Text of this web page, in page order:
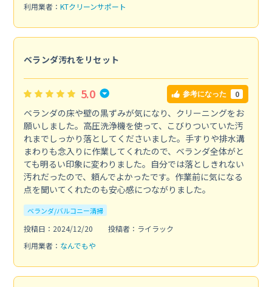
利用業者： KTクリーンサポート
ベランダ汚れをリセット
5.0 参考になった 0
ベランダの床や壁の黒ずみが気になり、クリーニングをお
願いしました。高圧洗浄機を使って、こびりついていた汚
れまでしっかり落としてくださいました。手すりや排水溝
まわりも念入りに作業してくれたので、ベランダ全体がと
ても明るい印象に変わりました。自分では落としきれない
汚れだったので、頼んでよかったです。作業前に気になる
点を聞いてくれたのも安心感につながりました。
ベランダ/バルコニー清掃
投稿日：2024/12/20
投稿者：ライラック
利用業者： なんでもや